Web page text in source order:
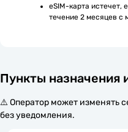
eSIM-карта истечет,
течение 2 месяцев с
Пункты назначения
⚠️ Оператор может изменять
без уведомления.